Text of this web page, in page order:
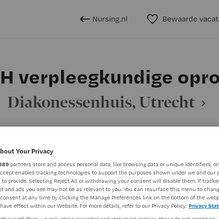
Nursing.nl Bewaarde
verpleegkundige
Diakonessenhuis, Utrecht
BRANCHE
Ziekenhuis
DIENSTVERBAND
Niet nader bepaald
Your Privacy
partners store and access personal data, like browsing data or unique identifiers,
enables tracking technologies to support the purposes shown under we and our
to provide. Selecting Reject All or withdrawing your consent will disable them. If
and ads you see may not be as relevant to you. You can resurface this menu to
at any time by clicking the Manage Preferences link on the bottom of the
effect within our Website. For more details, refer to our Privacy Policy. Privacy